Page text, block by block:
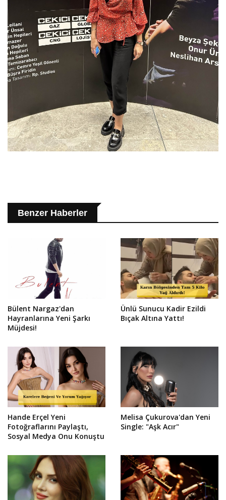
Benzer Haberler
Bülent Nargaz'dan
Hayranlarına Yeni Şarkı
Müjdesi!
Ünlü Sunucu Kadir Ezildi
Bıçak Altına Yattı!
Hande Erçel Yeni
Fotoğraflarını Paylaştı,
Sosyal Medya Onu Konuştu
Melisa Çukurova'dan Yeni
Single: "Aşk Acır"